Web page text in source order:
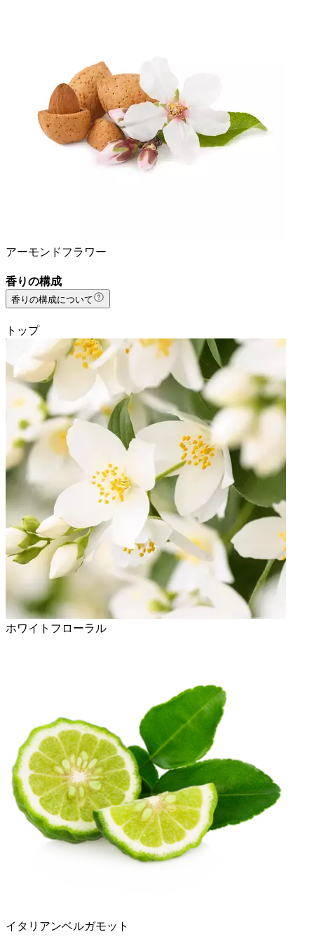
アーモンドフラワー
香りの構成
香りの構成について
トップ
ホワイトフローラル
イタリアンベルガモット